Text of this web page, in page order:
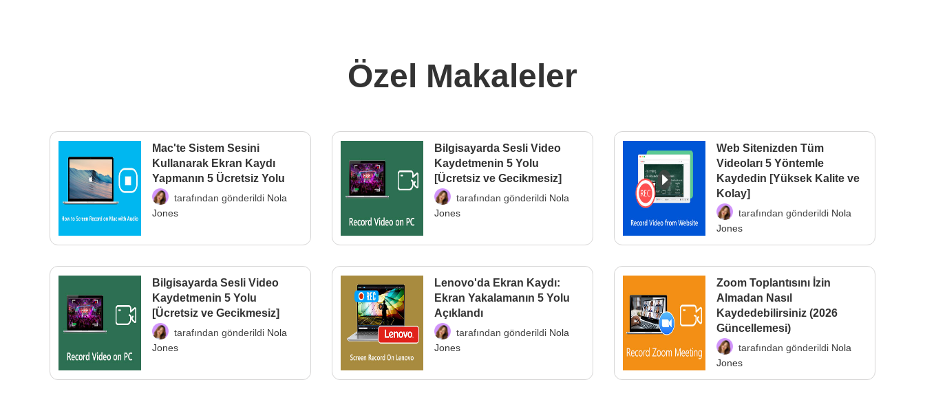
Özel Makaleler
Mac'te Sistem Sesini
Kullanarak Ekran Kaydı
Yapmanın 5 Ücretsiz Yolu
tarafından gönderildi Nola
Jones
Bilgisayarda Sesli Video
Kaydetmenin 5 Yolu
[Ücretsiz ve Gecikmesiz]
tarafından gönderildi Nola
Jones
Web Sitenizden Tüm
Videoları 5 Yöntemle
Kaydedin [Yüksek Kalite ve
Kolay]
tarafından gönderildi Nola
Jones
Bilgisayarda Sesli Video
Kaydetmenin 5 Yolu
[Ücretsiz ve Gecikmesiz]
tarafından gönderildi Nola
Jones
Lenovo'da Ekran Kaydı:
Ekran Yakalamanın 5 Yolu
Açıklandı
tarafından gönderildi Nola
Jones
Zoom Toplantısını İzin
Almadan Nasıl
Kaydedebilirsiniz (2026
Güncellemesi)
tarafından gönderildi Nola
Jones